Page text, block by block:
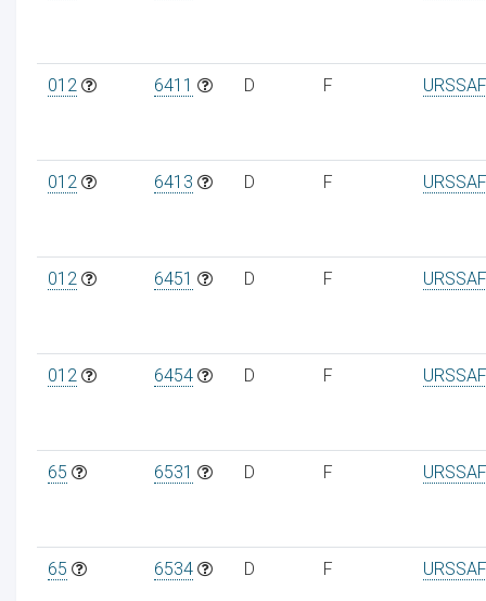
012 6411 D F
012 6413 D F
012 6451 D F
012 6454 D F
65 6531 D F
65 6534 D F